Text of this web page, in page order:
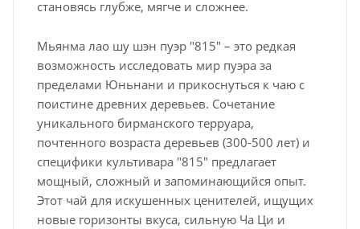
становясь глубже, мягче и сложнее.
Мьянма лао шу шэн пуэр "815" – это редкая
возможность исследовать мир пуэра за
пределами Юньнани и прикоснуться к чаю с
поистине древних деревьев. Сочетание
уникального бирманского терруара,
почтенного возраста деревьев (300-500 лет) и
специфики культивара "815" предлагает
мощный, сложный и запоминающийся опыт.
Этот чай для искушенных ценителей, ищущих
новые горизонты вкуса, сильную Ча Ци и